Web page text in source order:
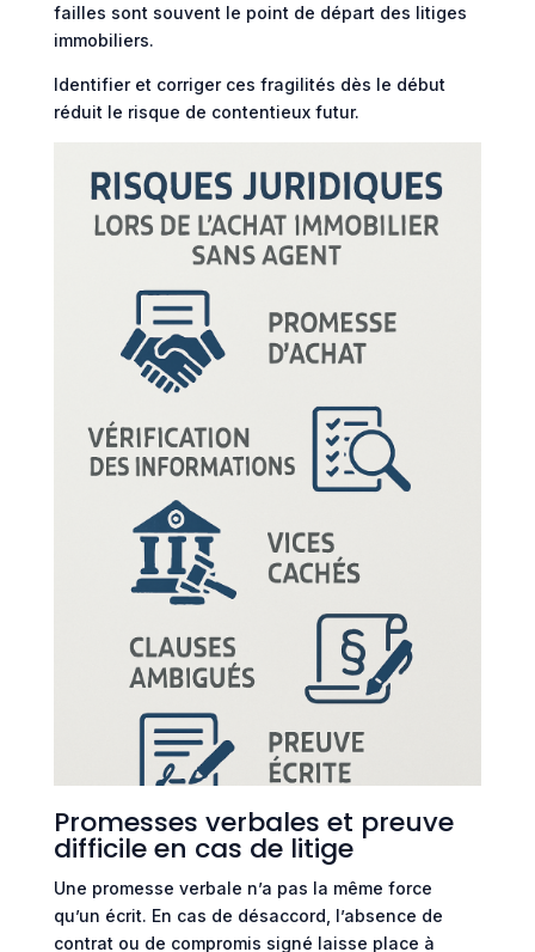
failles sont souvent le point de départ des litiges
immobiliers.
Identifier et corriger ces fragilités dès le début
réduit le risque de contentieux futur.
Promesses verbales et preuve
difficile en cas de litige
Une promesse verbale n’a pas la même force
qu’un écrit. En cas de désaccord, l’absence de
contrat ou de compromis signé laisse place à